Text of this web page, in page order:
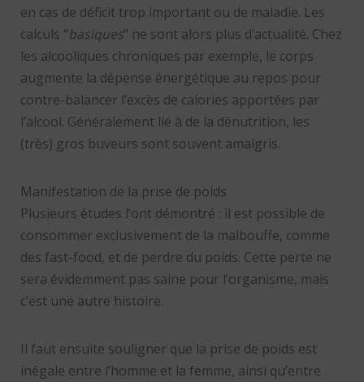
en cas de déficit trop important ou de maladie. Les
calculs “basiques” ne sont alors plus d’actualité. Chez
les alcooliques chroniques par exemple, le corps
augmente la dépense énergétique au repos pour
contre-balancer l’excès de calories apportées par
l’alcool. Généralement lié à de la dénutrition, les
(très) gros buveurs sont souvent amaigris.
Manifestation de la prise de poids
Plusieurs études l’ont démontré : il est possible de
consommer exclusivement de la malbouffe, comme
des fast-food, et de perdre du poids. Cette perte ne
sera évidemment pas saine pour l’organisme, mais
c’est une autre histoire.
Il faut ensuite souligner que la prise de poids est
inégale entre l’homme et la femme, ainsi qu’entre